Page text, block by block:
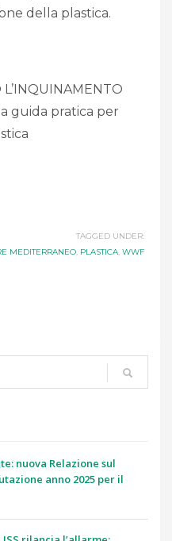
della plastica.
guida pratica per
TAGGED UNDER:
MEDITERRANEO, PLASTICA, WWF
nuova Relazione sul
anno 2025 per il